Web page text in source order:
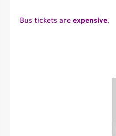
Bus tickets are expensive.